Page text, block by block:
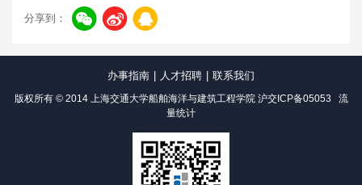
分享到：
办事指南 人才招聘 联系我们
版权所有 © 2014 上海交通大学船舶海洋与建筑工程学院 沪交ICP备05053
流
量统计